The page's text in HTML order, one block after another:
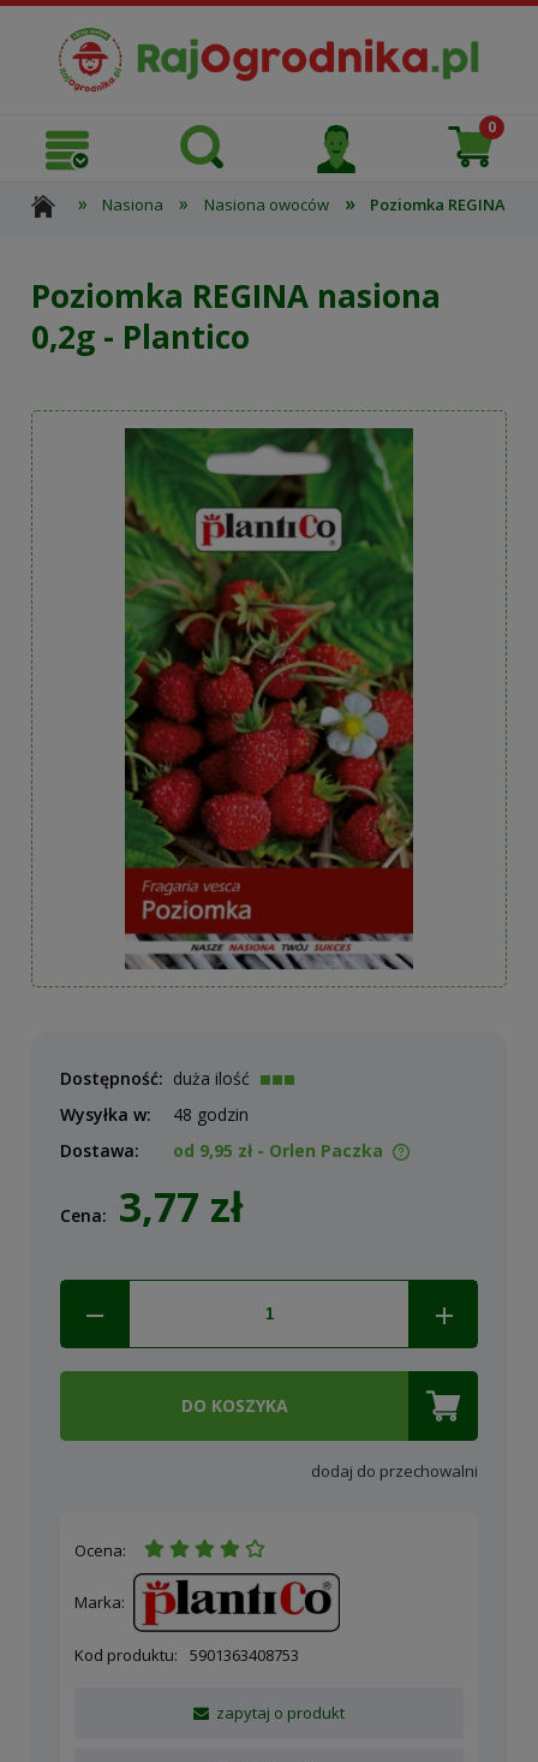
» Nasiona » Nasiona owoców » Poziomka REGINA
Poziomka REGINA nasiona
0,2g - Plantico
Dostępność: duża ilość
Wysyłka w:
48 godzin
Dostawa:
od 9,95 zł - Orlen Paczka
Cena: 3,77 zł
DO KOSZYKA
dodaj do przechowalni
Ocena:
Marka:
Kod produktu: 5901363408753
zapytaj o produkt